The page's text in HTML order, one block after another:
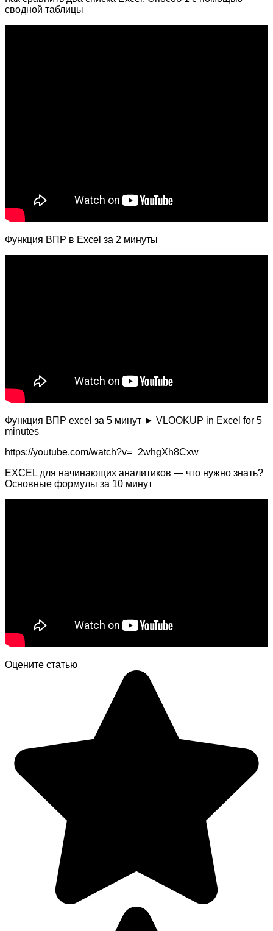
сводной таблицы
Функция ВПР в Excel за 2 минуты
Функция ВПР excel за 5 минут ► VLOOKUP in Excel for 5
minutes
https://youtube.com/watch?v=_2whgXh8Cxw
EXCEL для начинающих аналитиков — что нужно знать?
Основные формулы за 10 минут
Оцените статью